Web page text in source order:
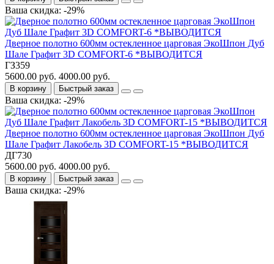
Ваша скидка: -29%
Дверное полотно 600мм остекленное царговая ЭкоШпон Дуб
Шале Графит 3D COMFORT-6 *ВЫВОДИТСЯ
ГЗ359
5600.00 руб. 4000.00 руб.
В корзину Быстрый заказ
Ваша скидка: -29%
Дверное полотно 600мм остекленное царговая ЭкоШпон Дуб
Шале Графит Лакобель 3D COMFORT-15 *ВЫВОДИТСЯ
ДГ730
5600.00 руб. 4000.00 руб.
В корзину Быстрый заказ
Ваша скидка: -29%